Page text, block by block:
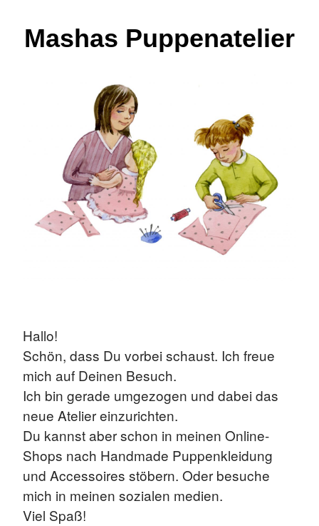
Mashas Puppenatelier
Hallo!
Schön, dass Du vorbei schaust. Ich freue
mich auf Deinen Besuch.
Ich bin gerade umgezogen und dabei das
neue Atelier einzurichten.
Du kannst aber schon in meinen Online-
Shops nach Handmade Puppenkleidung
und Accessoires stöbern. Oder besuche
mich in meinen sozialen medien.
Viel Spaß!